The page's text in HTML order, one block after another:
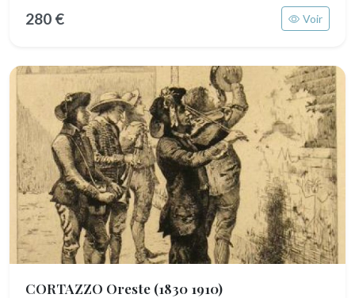
280 € Voir
CORTAZZO Oreste (1830 1910)